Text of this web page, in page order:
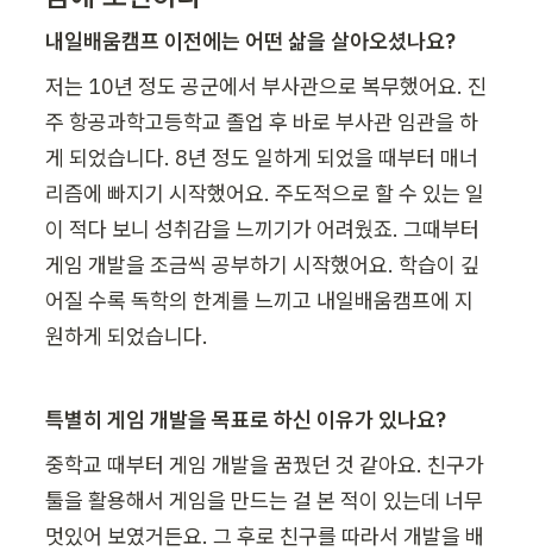
내일배움캠프 이전에는 어떤 삶을 살아오셨나요?
저는 10년 정도 공군에서 부사관으로 복무했어요. 진
주 항공과학고등학교 졸업 후 바로 부사관 임관을 하
게 되었습니다. 8년 정도 일하게 되었을 때부터 매너
리즘에 빠지기 시작했어요. 주도적으로 할 수 있는 일
이 적다 보니 성취감을 느끼기가 어려웠죠. 그때부터
게임 개발을 조금씩 공부하기 시작했어요. 학습이 깊
어질 수록 독학의 한계를 느끼고 내일배움캠프에 지
원하게 되었습니다.
특별히 게임 개발을 목표로 하신 이유가 있나요?
중학교 때부터 게임 개발을 꿈꿨던 것 같아요. 친구가
툴을 활용해서 게임을 만드는 걸 본 적이 있는데 너무
멋있어 보였거든요. 그 후로 친구를 따라서 개발을 배